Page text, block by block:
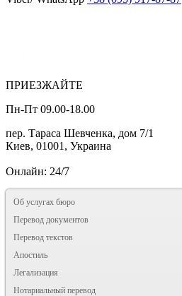
ПРИЕЗЖАЙТЕ
Пн-Пт 09.00-18.00
пер. Тараса Шевченка, дом 7/1
Киев, 01001, Украина
Онлайн: 24/7
Об услугах бюро
Перевод документов
Перевод текстов
Апостиль
Легализация
Нотариальный перевод